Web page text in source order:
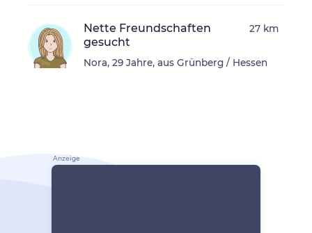
Nette Freundschaften
gesucht
Nora, 29 Jahre, aus Grünberg / Hessen
27 km